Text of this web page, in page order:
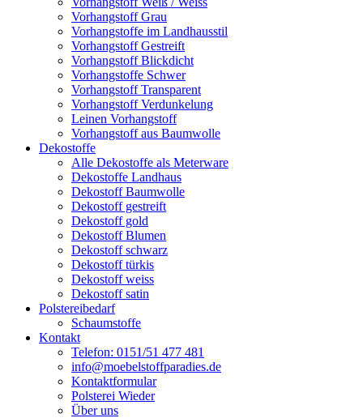
Vorhangstoff Grau
Vorhangstoffe im Landhausstil
Vorhangstoff Gestreift
Vorhangstoff Blickdicht
Vorhangstoffe Schwer
Vorhangstoff Transparent
Vorhangstoff Verdunkelung
Leinen Vorhangstoff
Vorhangstoff aus Baumwolle
Dekostoffe
Alle Dekostoffe als Meterware
Dekostoffe Landhaus
Dekostoff Baumwolle
Dekostoff gestreift
Dekostoff gold
Dekostoff Blumen
Dekostoff schwarz
Dekostoff türkis
Dekostoff weiss
Dekostoff satin
Polstereibedarf
Schaumstoffe
Kontakt
Telefon: 0151/51 477 481
info@moebelstoffparadies.de
Kontaktformular
Polsterei Wieder
Über uns